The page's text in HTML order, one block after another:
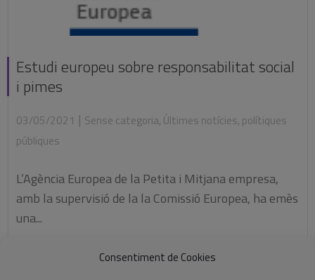
Consentiment de Cookies
Estudi europeu sobre responsabilitat social
i pimes
03/05/2021 | Sense categoria, Últimes notícies, polítiques
públiques
L’Agència Europea de la Petita i Mitjana empresa,
amb la supervisió de la la Comissió Europea, ha emès
una...